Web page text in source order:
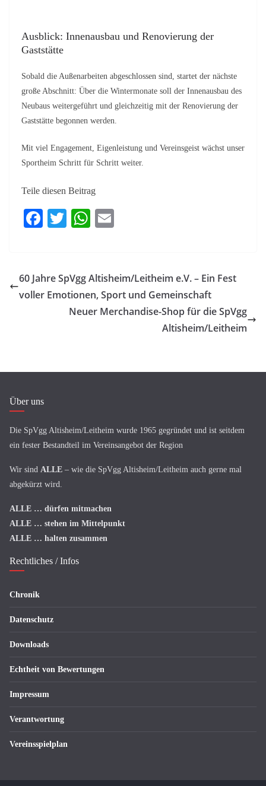
Ausblick: Innenausbau und Renovierung der
Gaststätte
Sobald die Außenarbeiten abgeschlossen sind, startet der nächste
große Abschnitt: Über die Wintermonate soll der Innenausbau des
Neubaus weitergeführt und gleichzeitig mit der Renovierung der
Gaststätte begonnen werden.
Mit viel Engagement, Eigenleistung und Vereinsgeist wächst unser
Sportheim Schritt für Schritt weiter.
Teile diesen Beitrag
Fa
ok
T
r
W
A
pp
60 Jahre SpVgg Altisheim/Leitheim e.V. – Ein Fest
voller Emotionen, Sport und Gemeinschaft
Neuer Merchandise-Shop für die SpVgg
Altisheim/Leitheim
Über uns
Die SpVgg Altisheim/Leitheim wurde 1965 gegründet und ist seitdem
ein fester Bestandteil im Vereinsangebot der Region
Wir sind ALLE – wie die SpVgg Altisheim/Leitheim auch gerne mal
abgekürzt wird.
ALLE … dürfen mitmachen
ALLE … stehen im Mittelpunkt
ALLE … halten zusammen
Rechtliches / Infos
Chronik
Datenschutz
Downloads
Echtheit von Bewertungen
Impressum
Verantwortung
Vereinsspielplan